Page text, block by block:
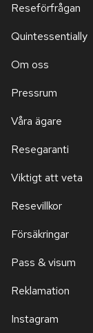
Reseförfrågan
Quintessentially
Om oss
Pressrum
Våra ägare
Resegaranti
Viktigt att veta
Resevillkor
Försäkringar
Pass & visum
Reklamation
Instagram